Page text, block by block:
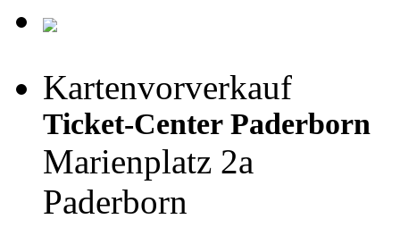
Kartenvorverkauf
Ticket-Center Paderborn
Marienplatz 2a
Paderborn